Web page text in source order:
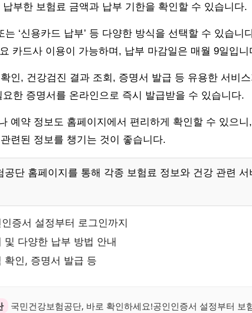
납부한 보험료 금액과 납부 기한을 확인할 수 있습니다.
는 ‘신용카드 납부’ 등 다양한 방식을 선택할 수 있습니
카드사 이용이 가능하며, 납부 마감일은 매월 9일입니
인, 건강검진 결과 조회, 증명서 발급 등 유용한 서비스
요한 증명서를 온라인으로 즉시 발급받을 수 있습니다.
예약 정보도 홈페이지에서 편리하게 확인할 수 있으니
련된 정보를 챙기는 것이 좋습니다.
공단 홈페이지를 통해 각종 보험료 정보와 건강 관련 서
증서 설정부터 로그인까지
및 다양한 납부 방법 안내
확인, 증명서 발급 등
국민건강보험공단, 바로 확인하세요!공인인증서 설정부터 보